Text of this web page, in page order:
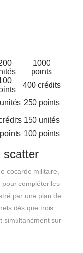
1000
points
400 crédits
250 points
150 unités
100 points
scatter
cocarde militaire,
pour compléter les
par une plan de
dès que trois
simultanément sur